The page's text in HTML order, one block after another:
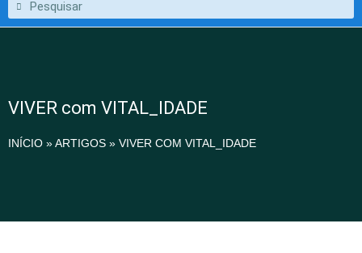
VIVER com VITAL_IDADE
INÍCIO »ARTIGOS » VIVER COM VITAL_IDADE